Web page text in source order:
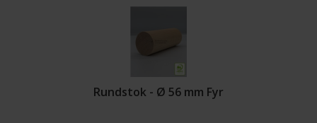
Rundstok - Ø 56 mm Fyr